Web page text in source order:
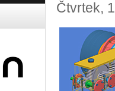
Čtvrtek,